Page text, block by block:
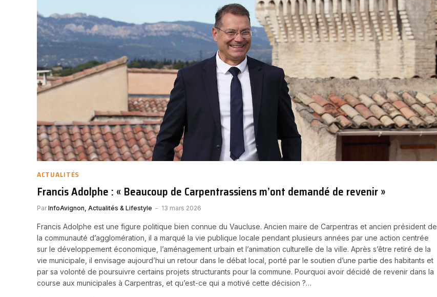
ACTUALITÉS
Francis Adolphe : « Beaucoup de Carpentrassiens m’ont demandé de revenir »
Par InfoAvignon, Actualités & Lifestyle 13 mars 2026
Francis Adolphe est une figure politique bien connue du Vaucluse. Ancien maire de Carpentras et ancien président de
la communauté d’agglomération, il a marqué la vie publique locale pendant plusieurs années par une action centrée
sur le développement économique, l’aménagement urbain et l’animation culturelle de la ville. Après s’être retiré de la
vie municipale, il envisage aujourd’hui un retour dans le débat local, porté par le soutien d’une partie des habitants et
par sa volonté de poursuivre certains projets structurants pour la commune. Pourquoi avoir décidé de revenir dans la
course aux municipales à Carpentras, et qu’est-ce qui a motivé cette décision ?…